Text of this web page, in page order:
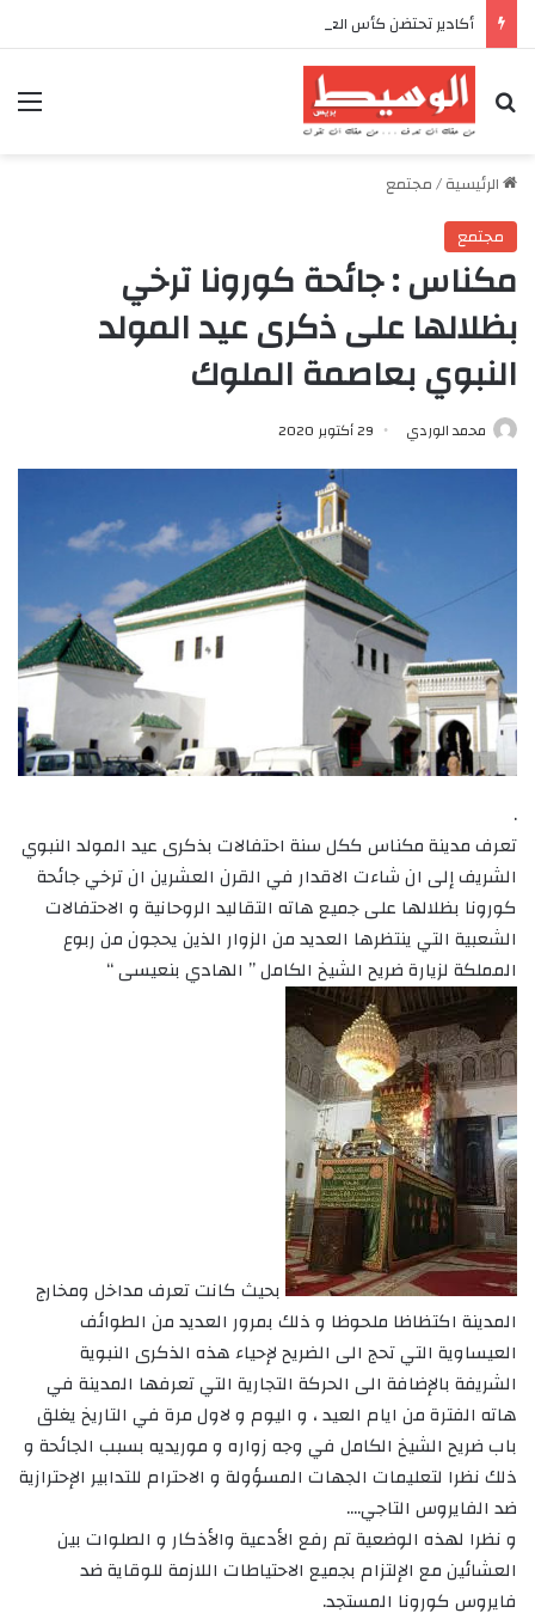
بحث عن
الرئيسية/مجتمع
مجتمع
مكناس : جائحة كورونا ترخي
بظلالها على ذكرى عيد المولد
النبوي بعاصمة الملوك
محمد الوردي 29 أكتوبر 2020
.
تعرف مدينة مكناس ككل سنة احتفالات بذكرى عيد المولد النبوي
الشريف إلى ان شاءت الاقدار في القرن العشرين ان ترخي جائحة
كورونا بظلالها على جميع هاته التقاليد الروحانية و الاحتفالات
الشعبية التي ينتظرها العديد من الزوار الذين يحجون من ربوع
المملكة لزيارة ضريح الشيخ الكامل ” الهادي بنعيسى “
بحيث كانت تعرف مداخل ومخارج
المدينة اكتظاظا ملحوظا و ذلك بمرور العديد من الطوائف
العيساوية التي تحج الى الضريح لإحياء هذه الذكرى النبوية
الشريفة بالإضافة الى الحركة التجارية التي تعرفها المدينة في
هاته الفترة من ايام العيد ، و اليوم و لاول مرة في التاريخ يغلق
باب ضريح الشيخ الكامل في وجه زواره و موريديه بسبب الجائحة و
ذلك نظرا لتعليمات الجهات المسؤولة و الاحترام للتدابير الإحترازية
ضد الفايروس التاجي….
و نظرا لهذه الوضعية تم رفع الأدعية والأذكار و الصلوات بين
العشائين مع الإلتزام بجميع الاحتياطات اللازمة للوقاية ضد
فايروس كورونا المستجد.